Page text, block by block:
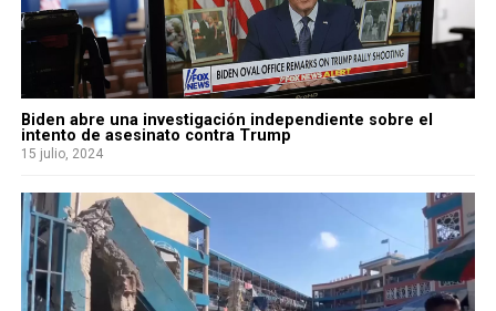
Biden abre una investigación independiente sobre el
intento de asesinato contra Trump
15 julio, 2024